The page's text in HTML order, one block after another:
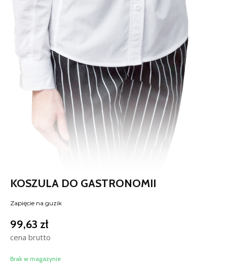
KOSZULA DO GASTRONOMII
Zapięcie na guzik
99,63 zł
cena brutto
Brak w magazynie